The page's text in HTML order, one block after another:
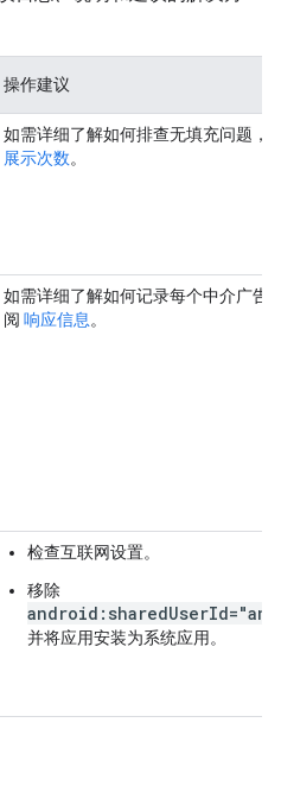
操作建议
如需详细了解如何排查无填充问题，
展示次数。
如需详细了解如何记录每个中介广告
阅 响应信息 。
检查互联网设置。
移除
并将应用安装为系统应用。